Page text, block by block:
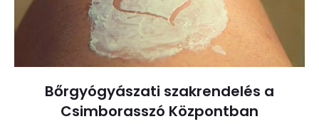
Bőrgyógyászati szakrendelés a
Csimborasszó Központban